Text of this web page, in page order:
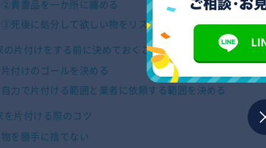
②貴重品を一か所に纏める
③死後に処分して欲しい物をリストアップする
の片付けをする前に決めておくこと
片付けのゴールを決める
自力で片付ける範囲と業者に依頼する範囲を決める
を片付ける際のコツ
物を勝手に捨てない